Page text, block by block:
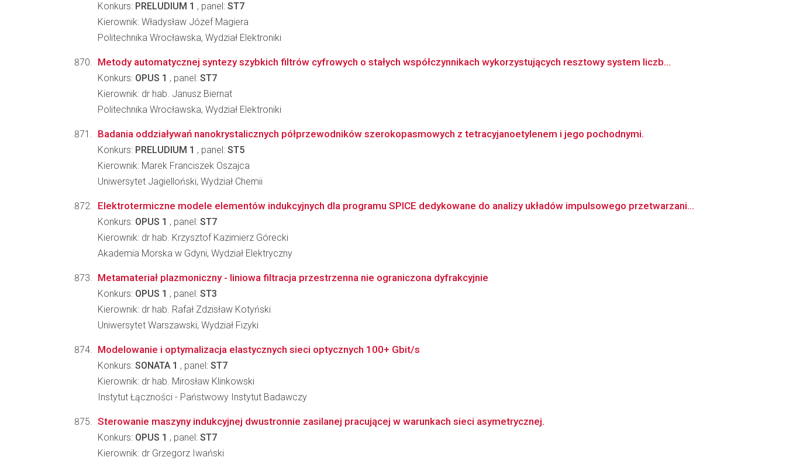
Konkurs: PRELUDIUM 1 , panel: ST7
Kierownik: Władysław Józef Magiera
Politechnika Wrocławska, Wydział Elektroniki
Metody automatycznej syntezy szybkich filtrów cyfrowych o stałych współczynnikach wykorzystujących resztowy system liczb...
Konkurs: OPUS 1 , panel: ST7
Kierownik: dr hab. Janusz Biernat
Politechnika Wrocławska, Wydział Elektroniki
Badania oddziaływań nanokrystalicznych półprzewodników szerokopasmowych z tetracyjanoetylenem i jego pochodnymi.
Konkurs: PRELUDIUM 1 , panel: ST5
Kierownik: Marek Franciszek Oszajca
Uniwersytet Jagielloński, Wydział Chemii
Elektrotermiczne modele elementów indukcyjnych dla programu SPICE dedykowane do analizy układów impulsowego przetwarzani...
Konkurs: OPUS 1 , panel: ST7
Kierownik: dr hab. Krzysztof Kazimierz Górecki
Akademia Morska w Gdyni, Wydział Elektryczny
Metamateriał plazmoniczny - liniowa filtracja przestrzenna nie ograniczona dyfrakcyjnie
Konkurs: OPUS 1 , panel: ST3
Kierownik: dr hab. Rafał Zdzisław Kotyński
Uniwersytet Warszawski, Wydział Fizyki
Modelowanie i optymalizacja elastycznych sieci optycznych 100+ Gbit/s
Konkurs: SONATA 1 , panel: ST7
Kierownik: dr hab. Mirosław Klinkowski
Instytut Łączności - Państwowy Instytut Badawczy
Sterowanie maszyny indukcyjnej dwustronnie zasilanej pracującej w warunkach sieci asymetrycznej.
Konkurs: OPUS 1 , panel: ST7
Kierownik: dr Grzegorz Iwański